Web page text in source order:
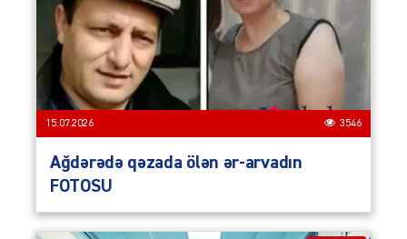
15.07.2026 3546
Ağdərədə qəzada ölən ər-arvadın
FOTOSU